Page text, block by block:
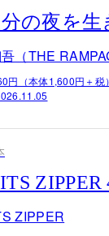
の夜を生
（THE
円（本体1,600円＋税）
ZIPPER